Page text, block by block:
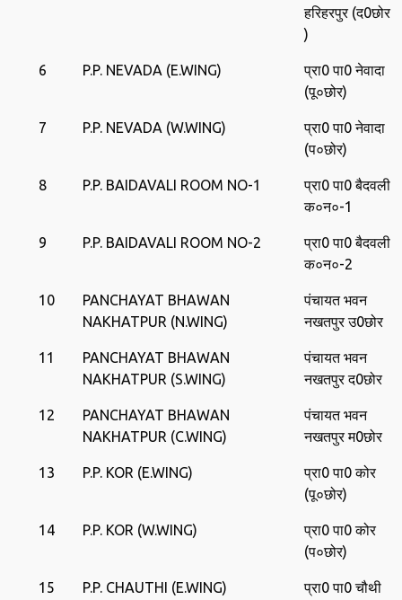
हरिहरपुर (द0छोर
)
6 P.P. NEVADA (E.WING)
प्रा0 पा0 नेवादा
(पू०छोर)
7 P.P. NEVADA (W.WING)
प्रा0 पा0 नेवादा
(प०छोर)
8 P.P. BAIDAVALI ROOM NO-1
प्रा0 पा0 बैदवली
क०न०-1
9 P.P. BAIDAVALI ROOM NO-2
प्रा0 पा0 बैदवली
क०न०-2
10
PANCHAYAT BHAWAN
NAKHATPUR (N.WING)
पंचायत भवन
नखतपुर उ0छोर
11
PANCHAYAT BHAWAN
NAKHATPUR (S.WING)
पंचायत भवन
नखतपुर द0छोर
12
PANCHAYAT BHAWAN
NAKHATPUR (C.WING)
पंचायत भवन
नखतपुर म0छोर
13 P.P. KOR (E.WING)
प्रा0 पा0 कोर
(पू०छोर)
14 P.P. KOR (W.WING)
प्रा0 पा0 कोर
(प०छोर)
15 P.P. CHAUTHI (E.WING)
प्रा0 पा0 चौथी